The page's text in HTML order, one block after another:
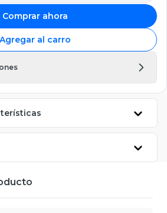
Comprar ahora
Agregar al carro